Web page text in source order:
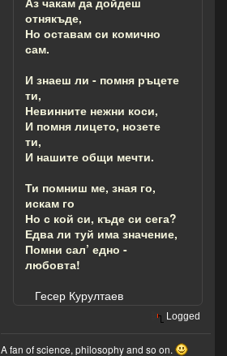
отнякъде,
Но оставам си комично
сам.
И знаеш ли - помня ръцете
ти,
Невинните нежни коси,
И помня лицето, нозете
ти,
И нашите общи мечти.
Ти помниш ме, зная го,
искам го
Но с кой си, къде си сега?
Едва ли туй има значение,
Помни сал’ едно -
любовта!
Гесер Курултаев
Logged
A fan of science, philosophy and so on.